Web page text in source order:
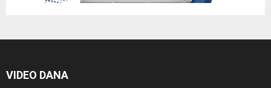
VIDEO DANA